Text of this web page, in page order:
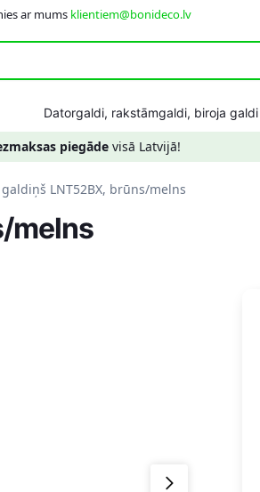
ar mums klientiem@bonideco.lv
Datorgaldi, rakstāmgaldi, biroja galdi
piegādevisā Latvijā!
LNT52BX, brūns/melns
melns